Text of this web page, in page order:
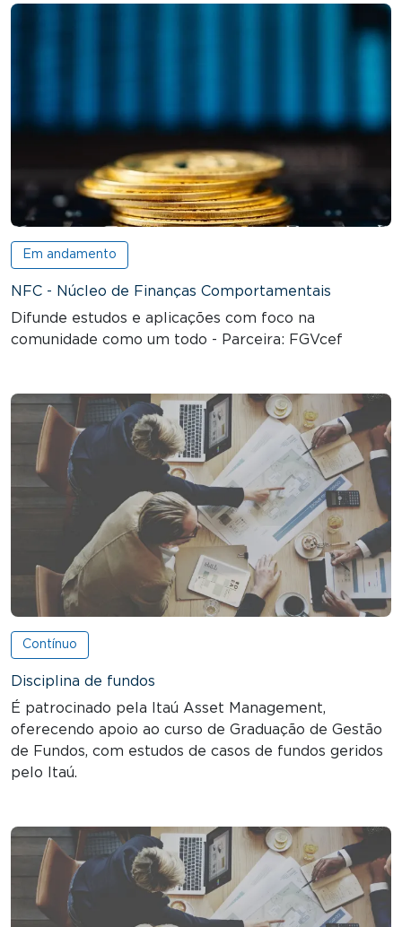
Em andamento
NFC - Núcleo de Finanças Comportamentais
Difunde estudos e aplicações com foco na
comunidade como um todo - Parceira: FGVcef
Contínuo
Disciplina de fundos
É patrocinado pela Itaú Asset Management,
oferecendo apoio ao curso de Graduação de Gestão
de Fundos, com estudos de casos de fundos geridos
pelo Itaú.